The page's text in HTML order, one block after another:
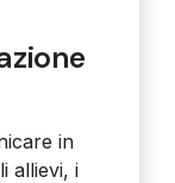
in
allievi, i